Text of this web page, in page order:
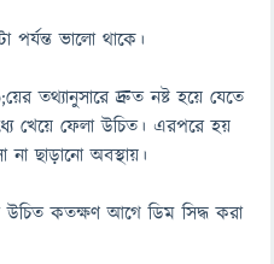
পর্যন্ত ভালো থাকে।
তথ্যানুসারে দ্রুত নষ্ট হয়ে যেতে
খেয়ে ফেলা উচিত। এরপরে হয়
ছাড়ানো অবস্থায়।
উচিত কতক্ষণ আগে ডিম সিদ্ধ করা